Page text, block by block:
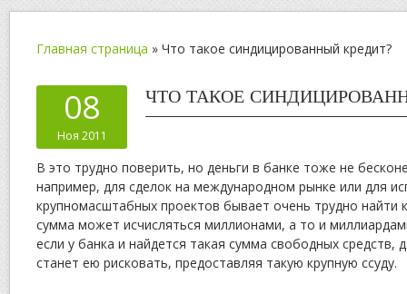
Главная страница » Что такое синдицированный кредит?
08
Ноя 2011
ЧТО ТАКОЕ
В это трудно поверить, но деньги в банке тоже не
например, для сделок на международном рынке или для
крупномасштабных проектов бывает очень трудно найти
сумма может исчисляться миллионами, а то и
если у банка и найдется такая сумма свободных средств,
станет ею рисковать, предоставляя такую крупную ссуду.